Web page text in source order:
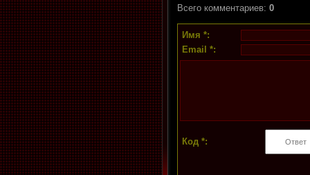
Всего комментариев: 0
Имя *:
Email *:
Код *: